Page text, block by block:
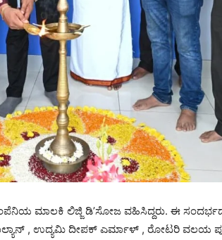
ಮಾಲಕಿ ಲಿಜ್ಜಿ ಡಿ’ಸೋಜ ವಹಿಸಿದ್ದರು. ಈ
, ಉದ್ಯಮಿ ದೀಪಕ್ ಎರ್ಮಾಳ್ , ರೋಟರಿ ವಲಯ